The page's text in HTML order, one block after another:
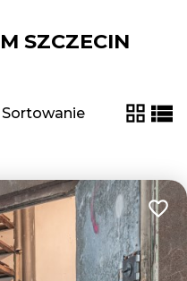
SZCZECIN
Sortowanie
tabela